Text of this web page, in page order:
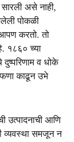
असे नाही,
पोकळी
करतो. तो
१८६० च्या
व धोके
फणा काढून उभे
उत्पादनाची आणि
व्यवस्था समजून न